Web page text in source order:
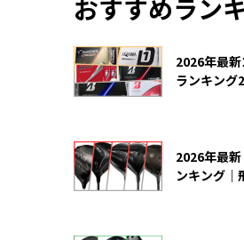
おすすめラン
2026年最
ランキング
2026年最
ンキング｜